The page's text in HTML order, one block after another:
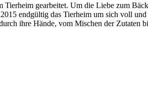
gearbeitet. Um die Liebe zum
endgültig das Tierheim um sich voll
ihre Hände, vom Mischen der Zutaten